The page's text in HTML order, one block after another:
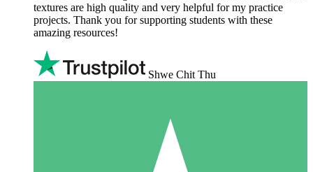
textures are high quality and very helpful for my practice
projects. Thank you for supporting students with these
amazing resources!
Shwe Chit Thu